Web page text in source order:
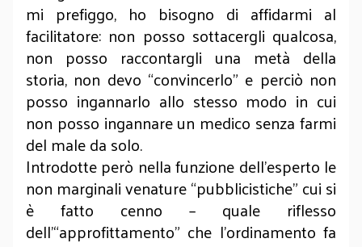
mi prefiggo, ho bisogno di affidarmi al
facilitatore: non posso sottacergli qualcosa,
non posso raccontargli una metà della
storia, non devo “convincerlo” e perciò non
posso ingannarlo allo stesso modo in cui
non posso ingannare un medico senza farmi
del male da solo.
Introdotte però nella funzione dell'esperto le
non marginali venature “pubblicistiche” cui si
è fatto cenno – quale riflesso
dell’“approfittamento” che l'ordinamento fa